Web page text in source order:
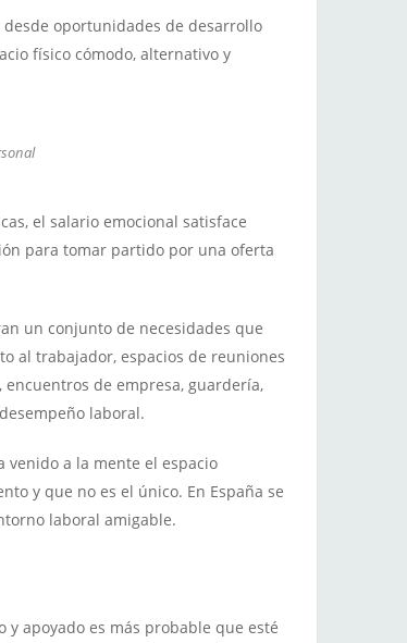
oportunidades de desarrollo
físico cómodo, alternativo y
el salario emocional satisface
para tomar partido por una oferta
un conjunto de necesidades que
al trabajador, espacios de reuniones
de empresa, guardería,
laboral.
venido a la mente el espacio
y que no es el único. En España se
laboral amigable.
y apoyado es más probable que esté